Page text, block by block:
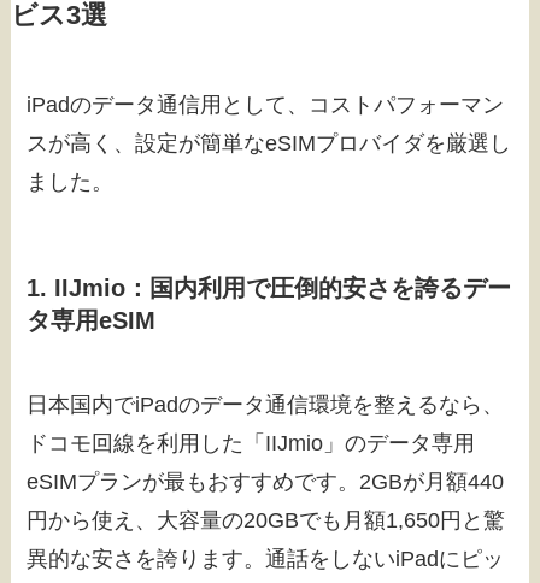
ビス3選
iPadのデータ通信用として、コストパフォーマン
スが高く、設定が簡単なeSIMプロバイダを厳選し
ました。
1. IIJmio：国内利用で圧倒的安さを誇るデー
タ専用eSIM
日本国内でiPadのデータ通信環境を整えるなら、
ドコモ回線を利用した「IIJmio」のデータ専用
eSIMプランが最もおすすめです。2GBが月額440
円から使え、大容量の20GBでも月額1,650円と驚
異的な安さを誇ります。通話をしないiPadにピッ